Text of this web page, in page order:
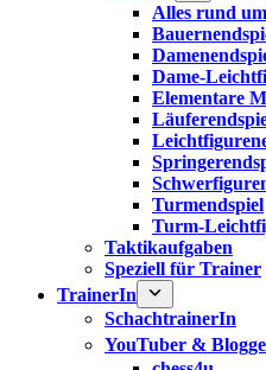
Alles rund
Dame-
Elementare
Turmendspiel
Turm-
Taktikaufgaben
Speziell für Trainer
TrainerIn
SchachtrainerIn
YouTuber &